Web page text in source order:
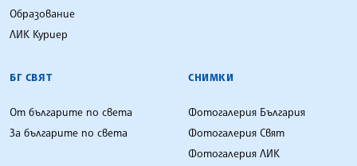
Образование
ЛИК Куриер
БГ СВЯТ
От българите по света
За българите по света
СНИМКИ
Фотогалерия България
Фотогалерия Свят
Фотогалерия ЛИК